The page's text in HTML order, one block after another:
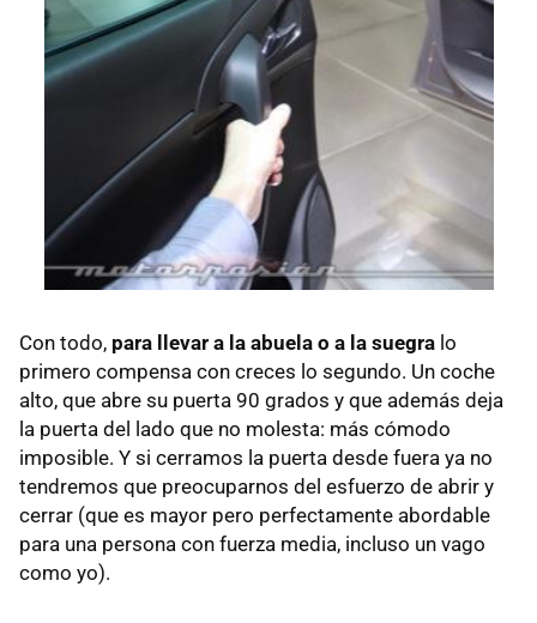
Con todo, para llevar a la abuela o a la suegra lo
primero compensa con creces lo segundo. Un coche
alto, que abre su puerta 90 grados y que además deja
la puerta del lado que no molesta: más cómodo
imposible. Y si cerramos la puerta desde fuera ya no
tendremos que preocuparnos del esfuerzo de abrir y
cerrar (que es mayor pero perfectamente abordable
para una persona con fuerza media, incluso un vago
como yo).